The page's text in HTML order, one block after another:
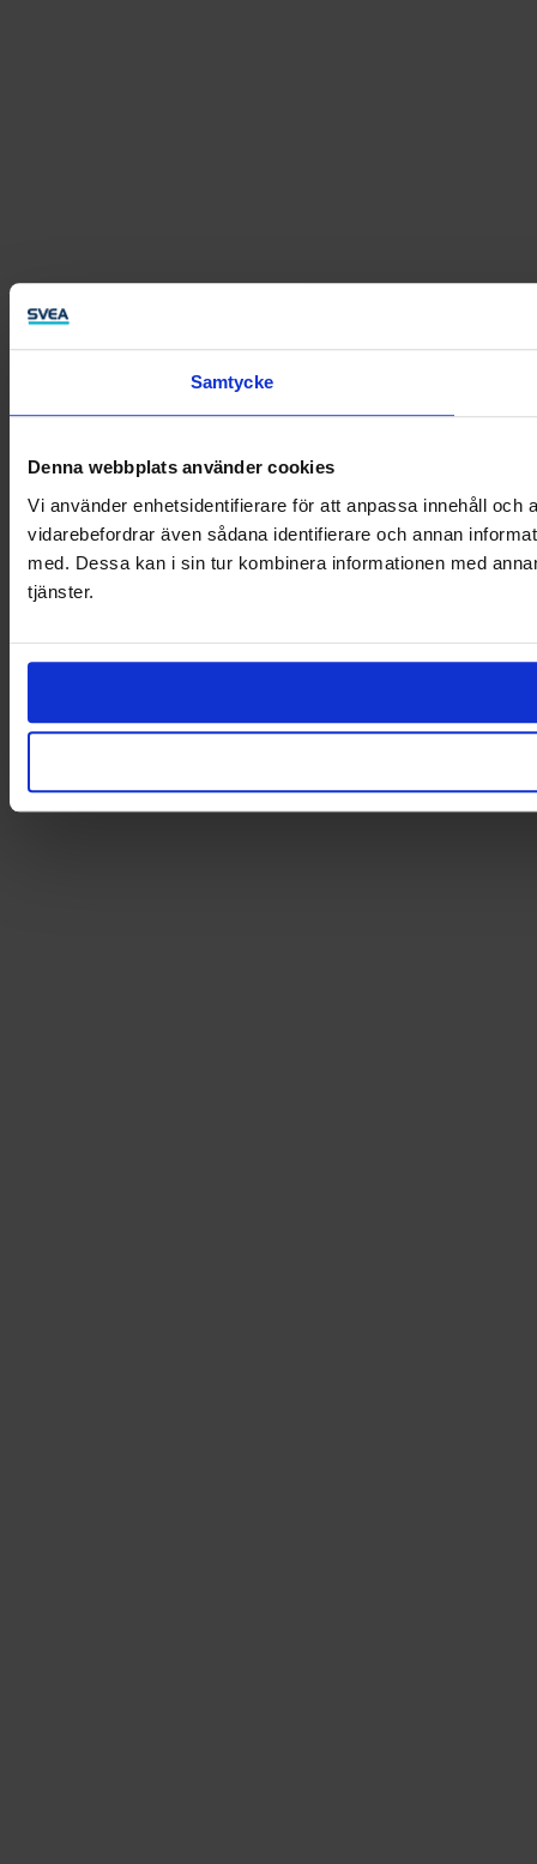
Samtycke
Denna webbplats använder cookies
Vi använder enhetsidentifierare för att anpassa innehåll
vidarebefordrar även sådana identifierare och annan
med. Dessa kan i sin tur kombinera informationen med
tjänster.